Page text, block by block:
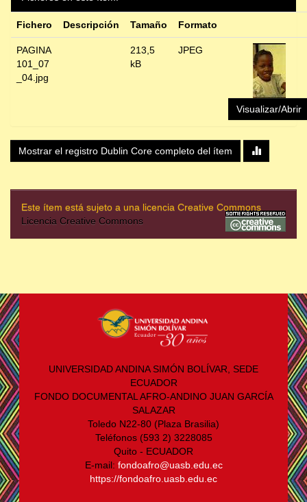
Fichero Descripción Tamaño Formato
PAGINA
101_07
_04.jpg
213,5
kB
JPEG
Visualizar/Abrir
Mostrar el registro Dublin Core completo del ítem
Este ítem está sujeto a una licencia Creative Commons
Licencia Creative Commons
UNIVERSIDAD ANDINA SIMÓN BOLÍVAR, SEDE
ECUADOR
FONDO DOCUMENTAL AFRO-ANDINO JUAN GARCÍA
SALAZAR
Toledo N22-80 (Plaza Brasilia)
Teléfonos (593 2) 3228085
Quito - ECUADOR
E-mail: fondoafro@uasb.edu.ec
https://fondoafro.uasb.edu.ec